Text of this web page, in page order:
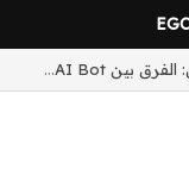
أفضل شات بوت واتساب بالذكاء الاصطناعي: الفرق بين AI Bot وBot Persona وكيف تختار المناسب لعملك